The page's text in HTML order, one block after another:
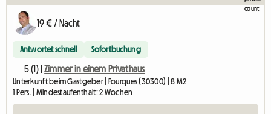
19 € / Nacht
Antwortet schnell Sofortbuchung
5 (1) | Zimmer in einem Privathaus
Unterkunft beim Gastgeber | Fourques (30300) | 8 M2
1 Pers. | Mindestaufenthalt: 2 Wochen